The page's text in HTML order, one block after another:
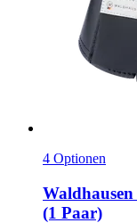
4 Optionen
Waldhausen
(1 Paar)